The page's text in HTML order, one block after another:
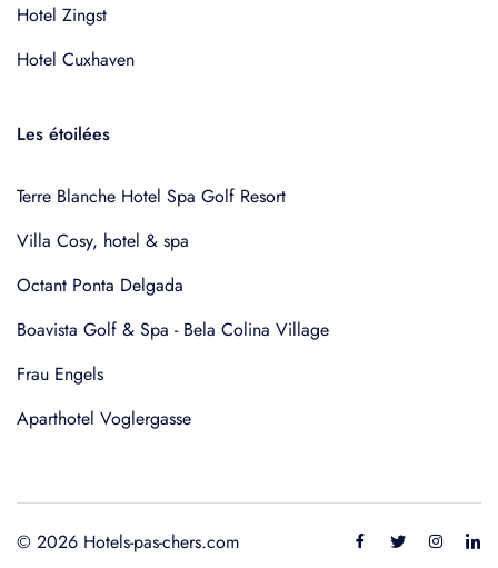
Hotel Zingst
Hotel Cuxhaven
Les étoilées
Terre Blanche Hotel Spa Golf Resort
Villa Cosy, hotel & spa
Octant Ponta Delgada
Boavista Golf & Spa - Bela Colina Village
Frau Engels
Aparthotel Voglergasse
© 2026 Hotels-pas-chers.com